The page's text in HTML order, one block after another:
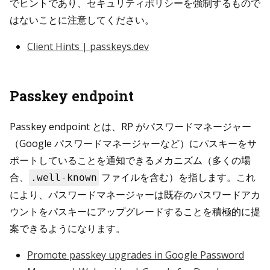
でヒントであり、セキュリティポリシーを強制するもので
はないことに注意してください。
Client Hints | passkeys.dev
Passkey endpoint
Passkey endpoint とは、RP がパスワードマネージャー
（Google パスワードマネージャーなど）にパスキーをサ
ポートしていることを通知できるメカニズム（多くの場
合、
.well-known ファイルを含む）を指します。これ
により、パスワードマネージャーは既存のパスワードアカ
ウントをパスキーにアップグレードすることを積極的に提
案できるようになります。
Promote passkey upgrades in Google Password